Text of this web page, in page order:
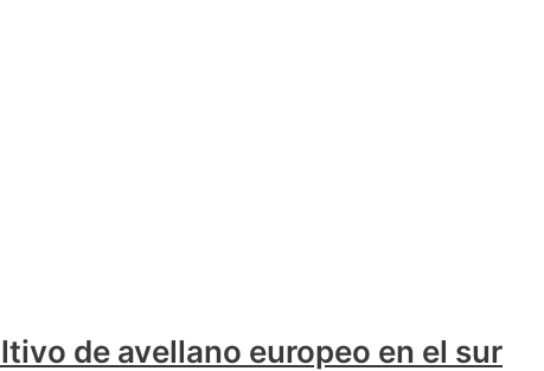
de avellano europeo en el sur